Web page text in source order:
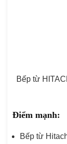
Bếp từ
Điểm mạnh:
Bếp từ